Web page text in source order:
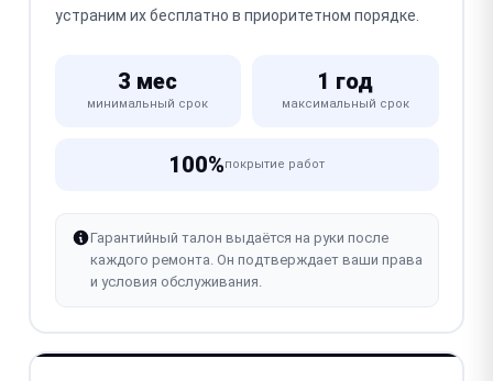
устраним их бесплатно в приоритетном порядке.
3 мес
минимальный срок
1 год
максимальный срок
100%покрытие работ
Гарантийный талон выдаётся на руки после
каждого ремонта. Он подтверждает ваши права
и условия обслуживания.